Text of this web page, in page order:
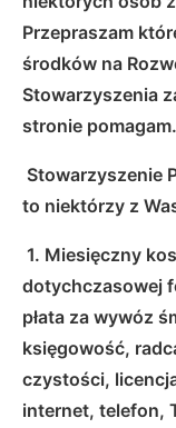
Przepraszam
środków na
Stowarzyszenia
stronie
Stowarzyszenie
to niektórzy z
1. Miesięczny
dotychczasowej
płata za wywóz
księgowość,
czystości,
internet, telefon,